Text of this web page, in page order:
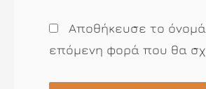
Αποθήκευσε το όνομά
επόμενη φορά που θα